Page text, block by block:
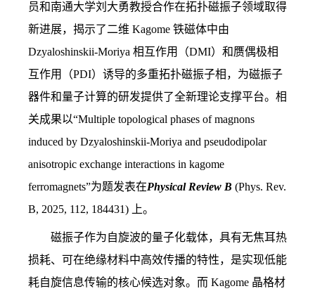
员和南通大学刘大勇教授合作在拓扑磁振子领域取得
新进展， 揭示了二维 Kagome 铁磁体中由
Dzyaloshinskii-Moriya 相互作用（DMI）和赝偶极相
互作用（PDI）诱导的多重拓扑磁振子相，为磁振子
器件和量子计算的研发提供了全新理论支撑平台。相
关成果以“Multiple topological phases of magnons
induced by Dzyaloshinskii-Moriya and pseudodipolar
anisotropic exchange interactions in kagome
ferromagnets”为题发表在Physical Review B (Phys. Rev.
B, 2025, 112, 184431)
上。
磁振子作为自旋波的量子化载体，具有无焦耳热
损耗、可在绝缘材料中高效传播的特性，是实现低能
耗自旋信息传输的核心候选对象。而 Kagome 晶格材